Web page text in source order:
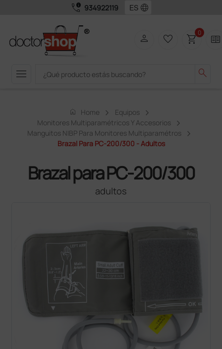
call_quality 934922119 language
menu search
person favorite_border shopping_cart0 two_pager
home Home
Equipos
Monitores Multiparamétricos Y Accesorios
Manguitos NIBP Para Monitores Multiparamétros
Brazal Para PC-200/300 - Adultos
Brazal para PC-200/300
adultos